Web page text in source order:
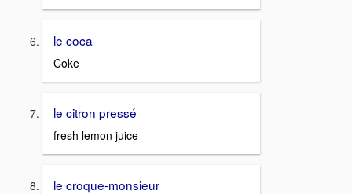
le coca
Coke
le citron pressé
fresh lemon juice
le croque-monsieur